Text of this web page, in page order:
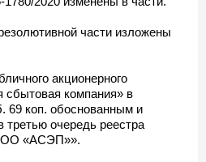
части изложены
акционерного
сбытовая компания» в
69 коп. обоснованным и
очередь реестра
«АСЭП»».